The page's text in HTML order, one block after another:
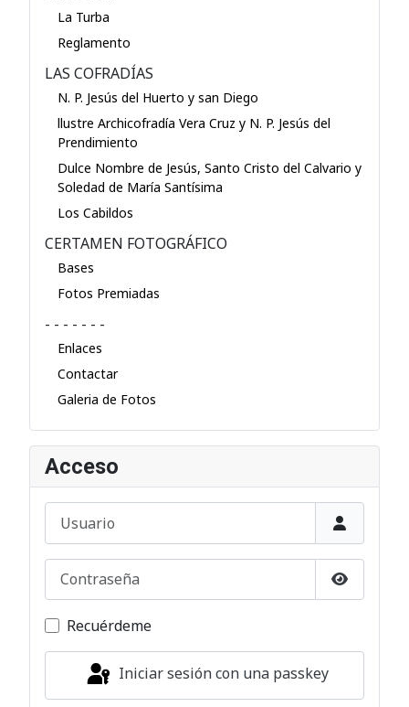
La Turba
Reglamento
LAS COFRADÍAS
N. P. Jesús del Huerto y san Diego
llustre Archicofradía Vera Cruz y N. P. Jesús del
Prendimiento
Dulce Nombre de Jesús, Santo Cristo del Calvario y
Soledad de María Santísima
Los Cabildos
CERTAMEN FOTOGRÁFICO
Bases
Fotos Premiadas
- - - - - - -
Enlaces
Contactar
Galeria de Fotos
Acceso
Contraseña
Mostrar
Recuérdeme
Iniciar sesión con una passkey